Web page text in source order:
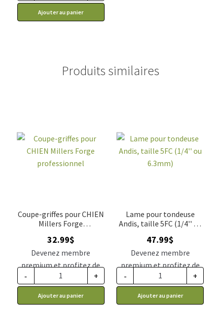
Ajouter au panier
Produits similaires
Coupe-griffes pour CHIEN
Millers Forge
32.99$
Devenez membre
premium et profitez de
ce prix rabais : 27.22$ CA
- +
Ajouter au panier
Lame pour tondeuse
Andis, taille 5FC (1/4'' ou
47.99$
Devenez membre
premium et profitez de
ce prix rabais : 39.59$ CA
- +
Ajouter au panier